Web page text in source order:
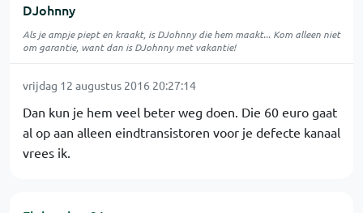
DJohnny
Als je ampje piept en kraakt, is DJohnny die hem maakt... Kom alleen niet
om garantie, want dan is DJohnny met vakantie!
vrijdag 12 augustus 2016 20:27:14
Dan kun je hem veel beter weg doen. Die 60 euro gaat
al op aan alleen eindtransistoren voor je defecte kanaal
vrees ik.